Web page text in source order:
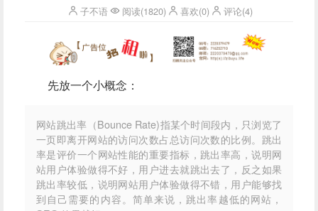
子不语 阅读(1820) 喜欢(0) 评论(4)
先放一个小概念：
网站跳出率（Bounce Rate)指某个时间段内，只浏览了
一页即离开网站的访问次数占总访问次数的比例。跳出
率是评价一个网站性能的重要指标，跳出率高，说明网
站用户体验做得不好，用户进去就跳出去了，反之如果
跳出率较低，说明网站用户体验做得不错，用户能够找
到自己需要的内容。简单来说，跳出率越低的网站，